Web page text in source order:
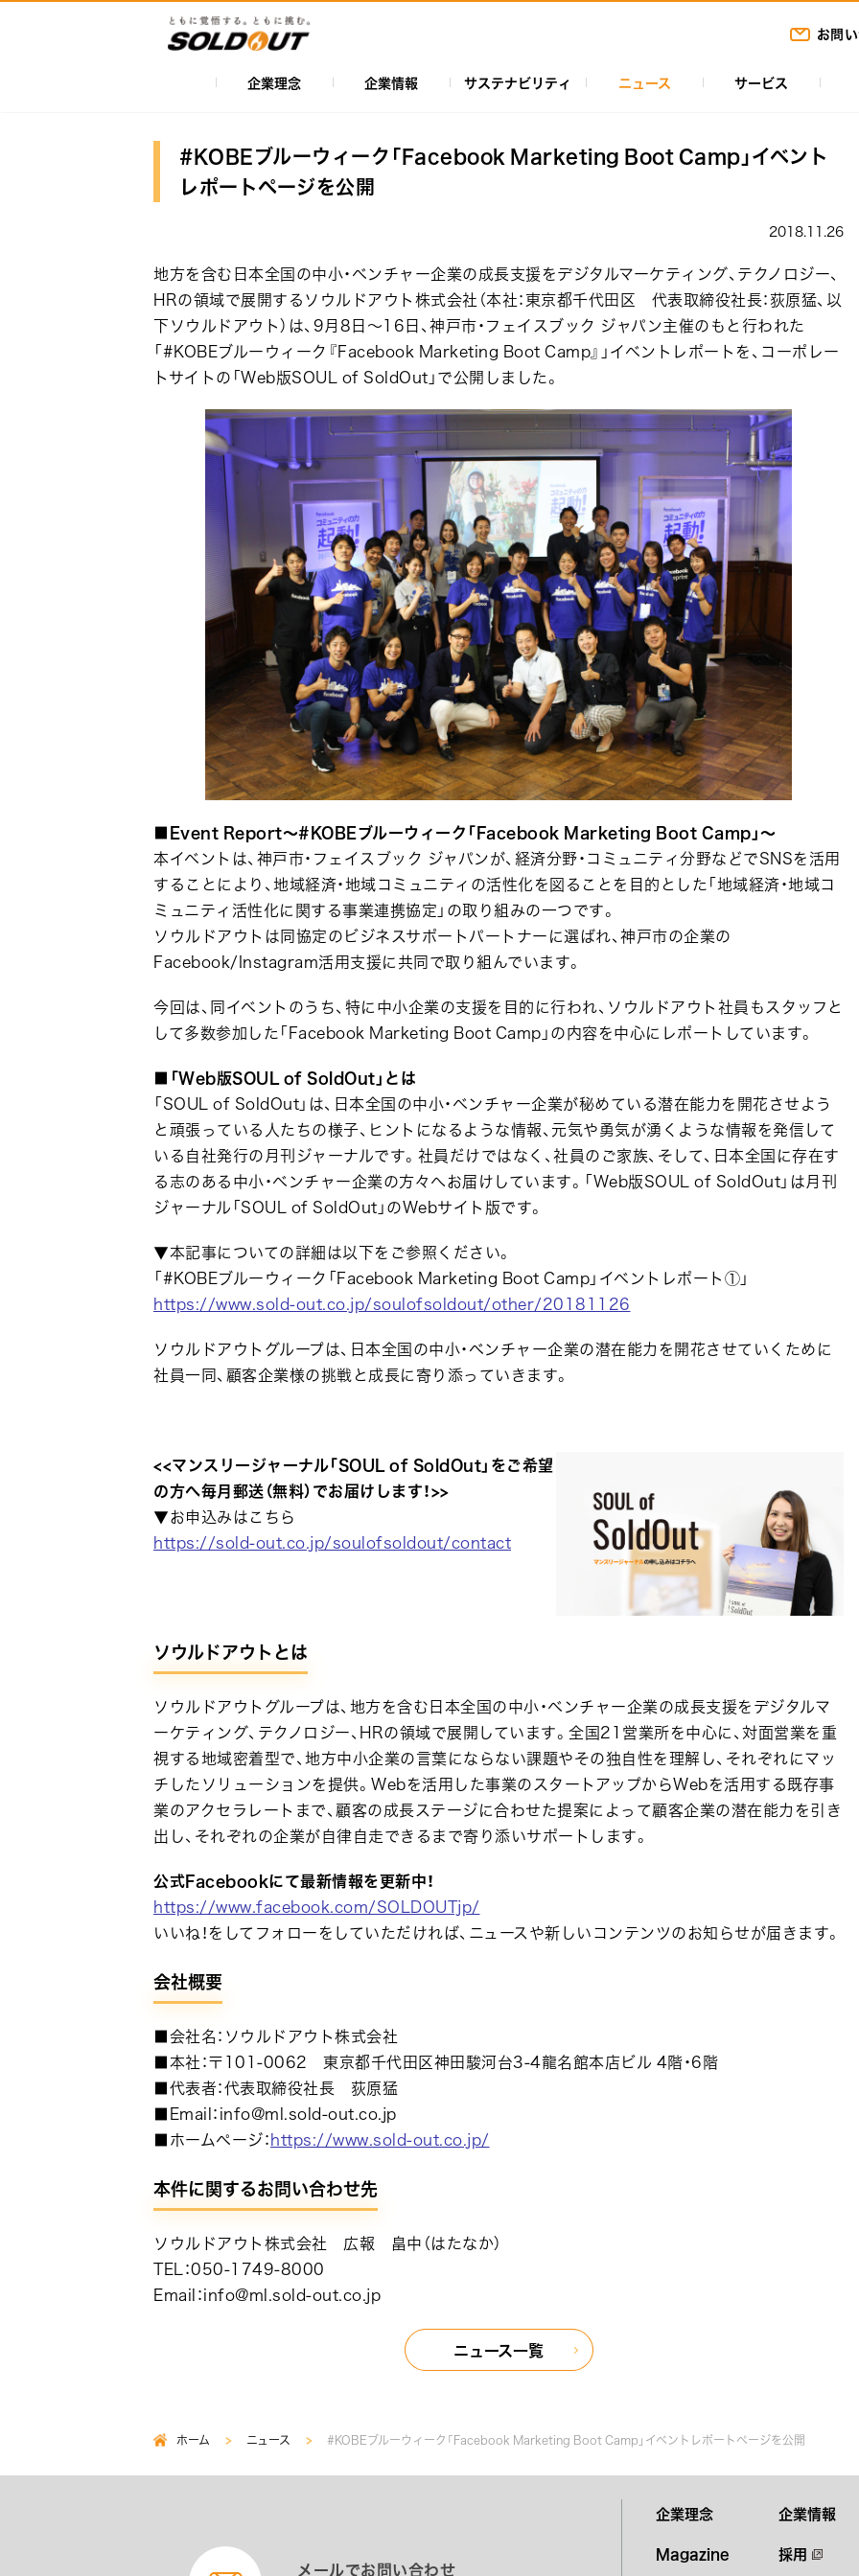
お問
ン
ナ
ー
シ
ョ
ン
企業理念 企業情報 サステナビリティ ニュース サービス
#KOBEブルーウィーク「Facebook Marketing Boot Camp」イベント
レポートページを公開
2018.11.26
地方を含む日本全国の中小・ベンチャー企業の成長支援をデジタルマーケティング、テクノロジー、
HRの領域で展開するソウルドアウト株式会社（本社：東京都千代田区 代表取締役社長：荻原猛、以
下ソウルドアウト）は、9月8日〜16日、神戸市・フェイスブック ジャパン主催のもと行われた
「#KOBEブルーウィーク『Facebook Marketing Boot Camp』」イベントレポートを、コーポレー
トサイトの「Web版SOUL of SoldOut」で公開しました。
■Event Report～#KOBEブルーウィーク「Facebook Marketing Boot Camp」～
本イベントは、神戸市・フェイスブック ジャパンが、経済分野・コミュニティ分野などでSNSを活用
することにより、地域経済・地域コミュニティの活性化を図ることを目的とした「地域経済・地域コ
ミュニティ活性化に関する事業連携協定」の取り組みの一つです。
ソウルドアウトは同協定のビジネスサポートパートナーに選ばれ、神戸市の企業の
Facebook/Instagram活用支援に共同で取り組んでいます。
今回は、同イベントのうち、特に中小企業の支援を目的に行われ、ソウルドアウト社員もスタッフと
して多数参加した「Facebook Marketing Boot Camp」の内容を中心にレポートしています。
■「Web版SOUL of SoldOut」とは
「SOUL of SoldOut」は、日本全国の中小・ベンチャー企業が秘めている潜在能力を開花させよう
と頑張っている人たちの様子、ヒントになるような情報、元気や勇気が湧くような情報を発信して
いる自社発行の月刊ジャーナルです。社員だけではなく、社員のご家族、そして、日本全国に存在す
る志のある中小・ベンチャー企業の方々へお届けしています。「Web版SOUL of SoldOut」は月刊
ジャーナル「SOUL of SoldOut」のWebサイト版です。
▼本記事についての詳細は以下をご参照ください。
「#KOBEブルーウィーク「Facebook Marketing Boot Camp」イベントレポート①」
https://www.sold-out.co.jp/soulofsoldout/other/20181126
ソウルドアウトグループは、日本全国の中小・ベンチャー企業の潜在能力を開花させていくために
社員一同、顧客企業様の挑戦と成長に寄り添っていきます。
<<マンスリージャーナル「SOUL of SoldOut」をご希望
の方へ毎月郵送（無料）でお届けします！>>
▼お申込みはこちら
https://sold-out.co.jp/soulofsoldout/contact
ソウルドアウトとは
ソウルドアウトグループは、地方を含む日本全国の中小・ベンチャー企業の成長支援をデジタルマ
ーケティング、テクノロジー、HRの領域で展開しています。全国21営業所を中心に、対面営業を重
視する地域密着型で、地方中小企業の言葉にならない課題やその独自性を理解し、それぞれにマッ
チしたソリューションを提供。Webを活用した事業のスタートアップからWebを活用する既存事
業のアクセラレートまで、顧客の成長ステージに合わせた提案によって顧客企業の潜在能力を引き
出し、それぞれの企業が自律自走できるまで寄り添いサポートします。
公式Facebookにて最新情報を更新中！
https://www.facebook.com/SOLDOUTjp/
いいね！をしてフォローをしていただければ、ニュースや新しいコンテンツのお知らせが届きます。
会社概要
■会社名：ソウルドアウト株式会社
■本社：〒101-0062 東京都千代田区神田駿河台3-4龍名館本店ビル 4階・6階
■代表者：代表取締役社長 荻原猛
■Email：info@ml.sold-out.co.jp
■ホームページ：https://www.sold-out.co.jp/
本件に関するお問い合わせ先
ソウルドアウト株式会社 広報 畠中（はたなか）
TEL：050-1749-8000
Email：info@ml.sold-out.co.jp
ニュース一覧
パ
ン
ホーム ニュース #KOBEブルーウィーク「Facebook Marketing Boot Camp」イベントレポートページを公開
メールでお問い合わせ
企業理念
企業情報
Magazine
採用